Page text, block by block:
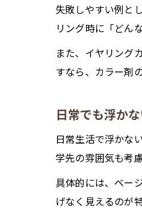
失敗しやすい例と
リング時に「どん
また、イヤリング
すなら、カラー剤
日常でも浮か
日常生活で浮かな
学先の雰囲気も考
具体的には、ベー
げなく見えるのが